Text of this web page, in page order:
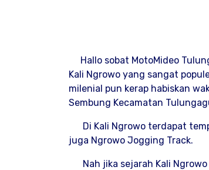
Hallo sobat MotoMideo
Kali Ngrowo yang sangat
milenial pun kerap habiskan
Sembung Kecamatan
Di Kali Ngrowo terdapat
juga Ngrowo Jogging Track.
Nah jika sejarah Kali Ngrowo